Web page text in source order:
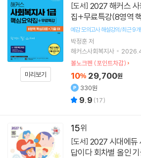
미리보기
[도서]
집+무료특강(8영역
예감 모의고사 해설강의/최근 9
박정훈저
해커스사회복지사
볼노크펜 (포인트차감)
10% 29,700원
330원
9.9 (17)
15
[도서]
답이다 회차별 올인